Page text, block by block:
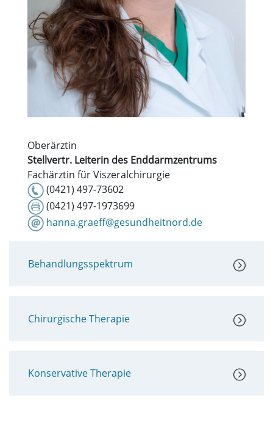
Oberärztin
Stellvertr. Leiterin des Enddarmzentrums
Fachärztin für Viszeralchirurgie
(0421) 497-73602
(0421) 497-1973699
hanna.graeff@gesundheitnord.de
Behandlungsspektrum
Chirurgische Therapie
Konservative Therapie